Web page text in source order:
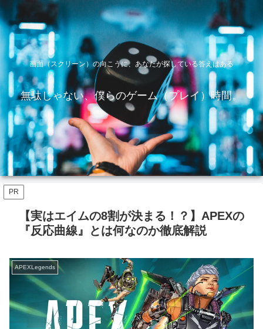
画面（スクリーン）の向こうに、あなたが探している答えはある
無駄じゃない、僕らのゲーム（プレイ）時間。
PR
【実はエイムの8割が決まる！？】APEXの
『反応曲線』とは何なのか徹底解説
APEXLegends